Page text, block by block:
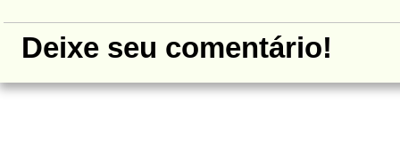
Deixe seu comentário!